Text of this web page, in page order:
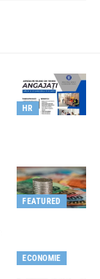
HR
FEATURED
ECONOMIE